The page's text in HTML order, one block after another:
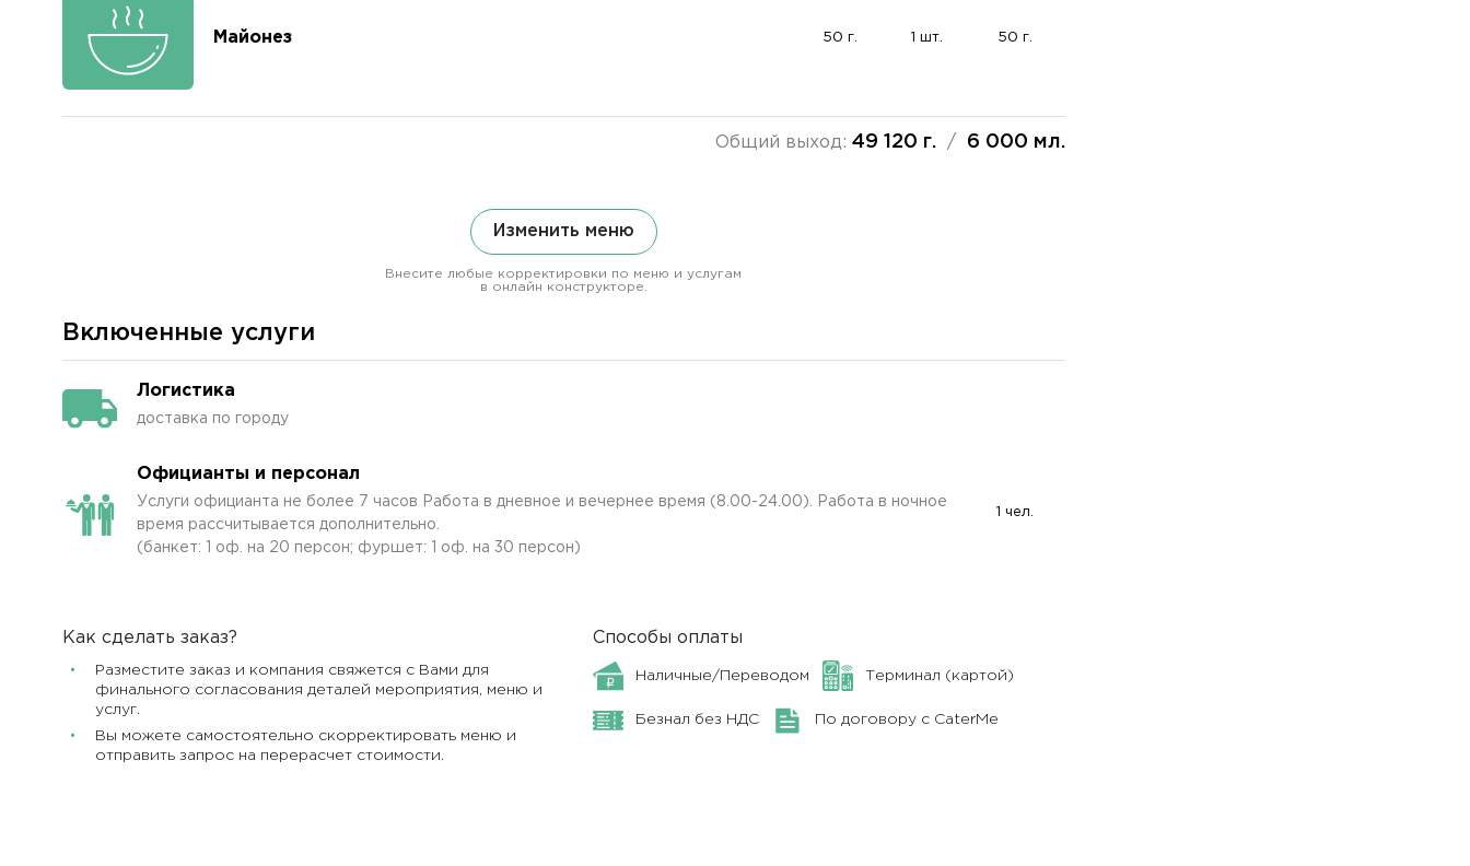
Майонез 50 г. 1 шт. 50 г.
Общий выход: 49 120 г./ 6 000 мл.
Изменить меню
Внесите любые корректировки по меню и услугам
в онлайн конструкторе.
Включенные услуги
Логистика
доставка по городу
Официанты и персонал
Услуги официанта не более 7 часов Работа в дневное и вечернее время (8.00-24.00). Работа в ночное
время рассчитывается дополнительно.
(банкет: 1 оф. на 20 персон; фуршет: 1 оф. на 30 персон)
1 чел.
Как сделать заказ?
Разместите заказ и компания свяжется с Вами для
финального согласования деталей мероприятия, меню и
услуг.
Вы можете самостоятельно скорректировать меню и
отправить запрос на перерасчет стоимости.
Способы оплаты
Наличные/Переводом Терминал (картой)
Безнал без НДС По договору с CaterMe